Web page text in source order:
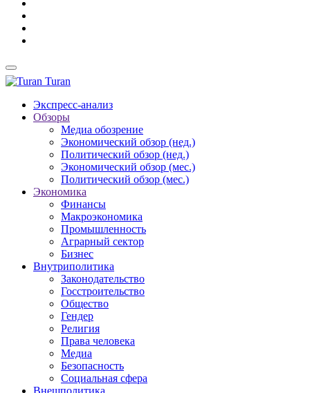
Turan
Экспресс-анализ
Обзоры
Медиа обозрение
Экономический обзор (нед.)
Политический обзор (нед.)
Экономический обзор (мес.)
Политический обзор (мес.)
Экономика
Финансы
Макроэкономика
Промышленность
Аграрный сектор
Бизнес
Внутриполитика
Законодательство
Госстроительство
Общество
Гендер
Религия
Права человека
Медиа
Безопасность
Социальная сфера